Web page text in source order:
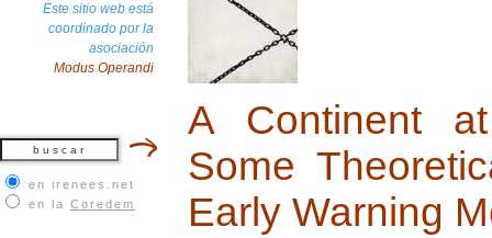
Este sitio web está
coordinado por la
asociación
Modus Operandi
en irenees.net
en la Coredem
A Continent
Some
Early Warning